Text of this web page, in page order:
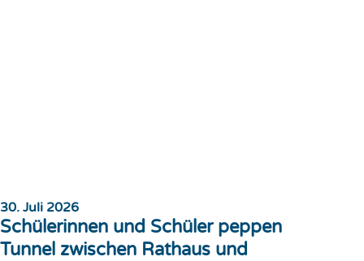
30. Juli 2026
Schülerinnen und Schüler peppen
Tunnel zwischen Rathaus und